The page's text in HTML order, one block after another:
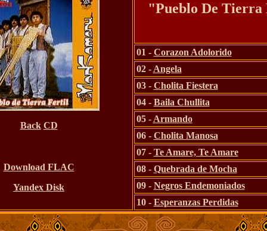
Back CD
Download FLAC
Yandex Disk
"Pueblo De
01 - Corazon Adolorido
02 - Angela
03 - Cholita Fiestera
04 - Baila Chullita
05 - Armando
06 - Cholita Manosa
07 - Te Amare, Te Amare
08 - Quebrada de Mocha
09 - Negros Endemoniados
10 - Esperanzas Perdidas